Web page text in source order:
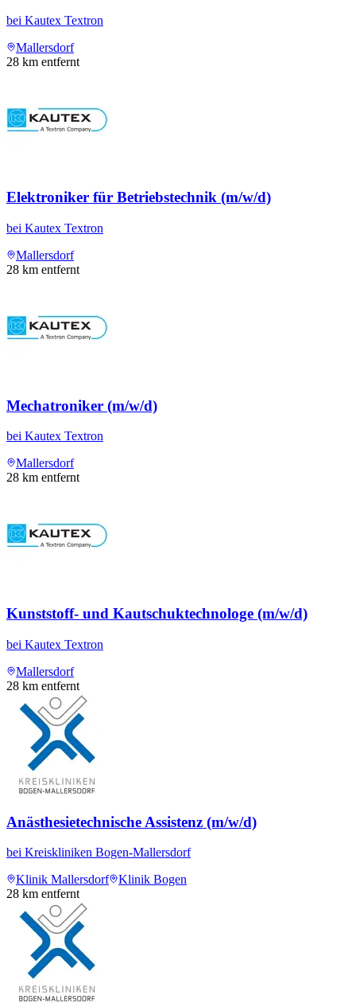
bei Kautex Textron
Mallersdorf
28 km entfernt
Elektroniker für Betriebstechnik (m/w/d)
bei Kautex Textron
Mallersdorf
28 km entfernt
Mechatroniker (m/w/d)
bei Kautex Textron
Mallersdorf
28 km entfernt
Kunststoff- und Kautschuktechnologe (m/w/d)
bei Kautex Textron
Mallersdorf
28 km entfernt
Anästhesietechnische Assistenz (m/w/d)
bei Kreiskliniken Bogen-Mallersdorf
Klinik Mallersdorf
Klinik Bogen
28 km entfernt